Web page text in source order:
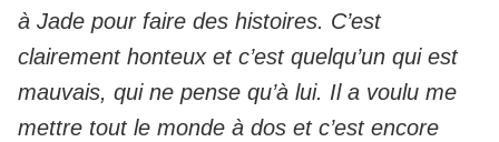
à Jade pour faire des histoires. C’est
clairement honteux et c’est quelqu’un qui est
mauvais, qui ne pense qu’à lui. Il a voulu me
mettre tout le monde à dos et c’est encore